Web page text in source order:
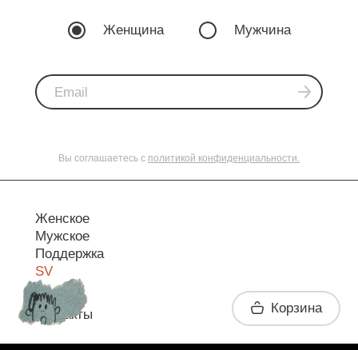
Женщина Мужчина
Вы соглашаетесь с политикой конфиденциальности.
Женское
Мужское
Поддержка
SV
Контакты Корзина